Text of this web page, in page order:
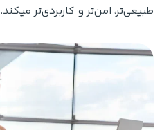
طبیعی‌تر، امن‌تر و کاربردی‌تر میکند.